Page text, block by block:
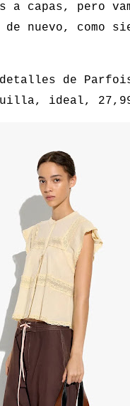
capas, pero
nuevo, como
de
ideal,